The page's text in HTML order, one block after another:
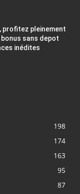
pleinement
sans depot
inédites
198
174
163
95
87